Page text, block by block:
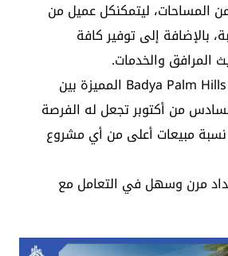
المساحات، ليتمكنكل عميل من
بالإضافة إلى توفير كافة
المرافق والخدمات.
أسعار كمبوند Badya Palm Hills المميزة بين
من أكتوبر تجعل له الفرصة
نسبة مبيعات أعلى من أي مشروع
مرن وسهل في التعامل مع